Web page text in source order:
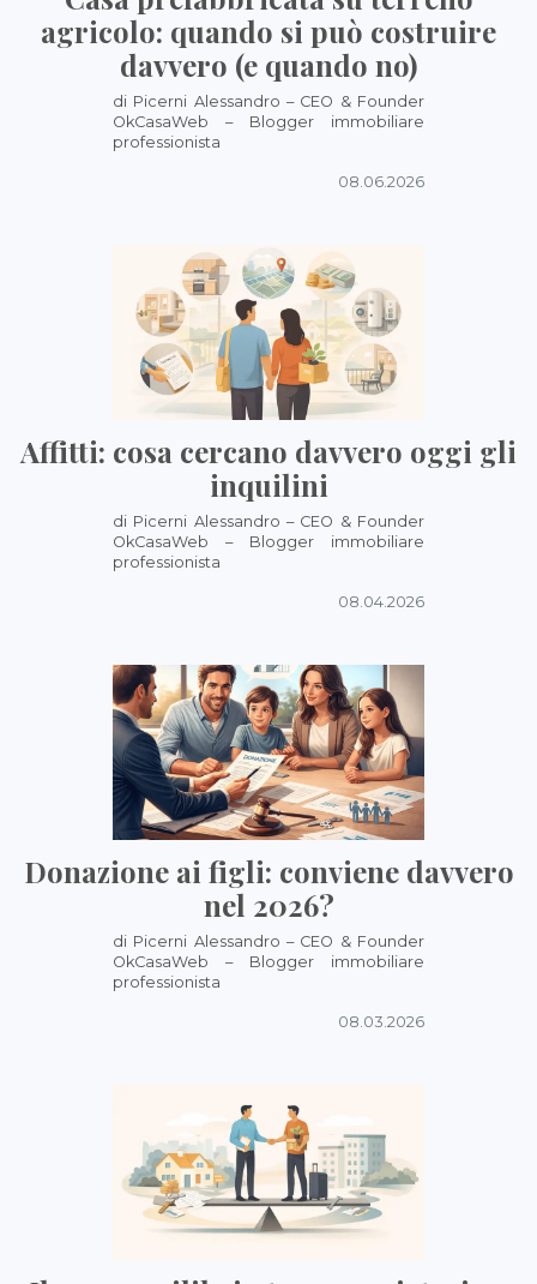
agricolo: quando si può costruire
davvero (e quando no)
di Picerni Alessandro – CEO & Founder
OkCasaWeb – Blogger immobiliare
professionista
08.06.2026
Affitti: cosa cercano davvero oggi gli
inquilini
di Picerni Alessandro – CEO & Founder
OkCasaWeb – Blogger immobiliare
professionista
08.04.2026
Donazione ai figli: conviene davvero
nel 2026?
di Picerni Alessandro – CEO & Founder
OkCasaWeb – Blogger immobiliare
professionista
08.03.2026